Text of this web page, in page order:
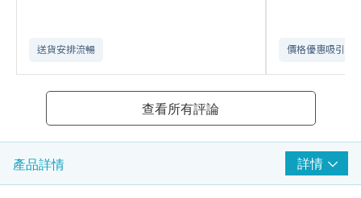
送貨安排流暢 價格優惠吸引
查看所有評論
產品詳情 詳情